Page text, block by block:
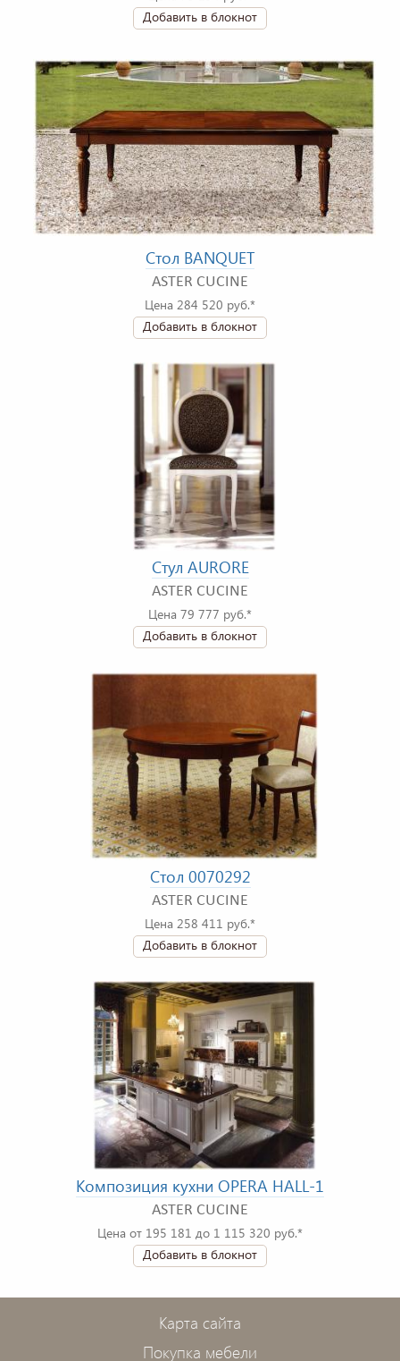
Добавить в блокнот
Стол BANQUET
ASTER CUCINE
Цена 284 520 руб.*
Добавить в блокнот
Стул AURORE
ASTER CUCINE
Цена 79 777 руб.*
Добавить в блокнот
Стол 0070292
ASTER CUCINE
Цена 258 411 руб.*
Добавить в блокнот
Композиция кухни OPERA HALL-1
ASTER CUCINE
Цена от 195 181 до 1 115 320 руб.*
Добавить в блокнот
Карта сайта
Покупка мебели